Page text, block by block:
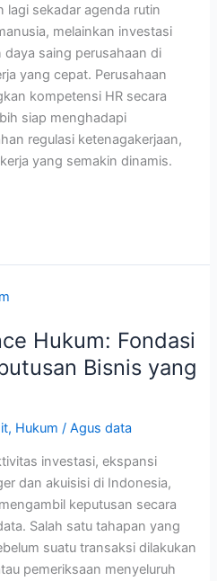
lagi sekadar agenda rutin
melainkan investasi
saing perusahaan di
yang cepat. Perusahaan
kompetensi HR secara
siap menghadapi
regulasi ketenagakerjaan,
yang semakin dinamis.
Hukum: Fondasi
Bisnis yang
, Hukum /Agus data
investasi, ekspansi
dan akuisisi di Indonesia,
keputusan secara
Salah satu tahapan yang
suatu transaksi dilakukan
pemeriksaan menyeluruh